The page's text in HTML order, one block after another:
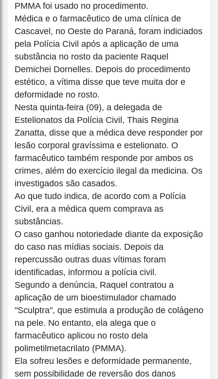
PMMA foi usado no procedimento.
Médica e o farmacêutico de uma clínica de
Cascavel, no Oeste do Paraná, foram indiciados
pela Polícia Civil após a aplicação de uma
substância no rosto da paciente Raquel
Demichei Dornelles. Depois do procedimento
estético, a vítima disse que teve muita dor e
deformidade no rosto.
Nesta quinta-feira (09), a delegada de
Estelionatos da Polícia Civil, Thais Regina
Zanatta, disse que a médica deve responder por
lesão corporal gravíssima e estelionato. O
farmacêutico também responde por ambos os
crimes, além do exercício ilegal da medicina. Os
investigados são casados.
Ao que tudo indica, de acordo com a Polícia
Civil, era a médica quem comprava as
substâncias.
O caso ganhou notoriedade diante da exposição
do caso nas mídias sociais. Depois da
repercussão outras duas vítimas foram
identificadas, informou a polícia civil.
Segundo a denúncia, Raquel contratou a
aplicação de um bioestimulador chamado
"Sculptra", que estimula a produção de colágeno
na pele. No entanto, ela alega que o
farmacêutico aplicou no rosto dela
polimetilmetacrilato (PMMA).
Ela sofreu lesões e deformidade permanente,
sem possibilidade de reversão dos danos